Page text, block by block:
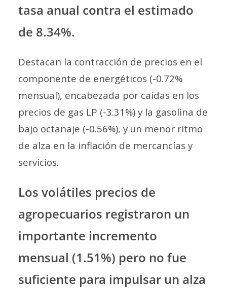
tasa anual contra el estimado
de 8.34%.
Destacan la contracción de precios en el
componente de energéticos (-0.72%
mensual), encabezada por caídas en los
precios de gas LP (-3.31%) y la gasolina de
bajo octanaje (-0.56%), y un menor ritmo
de alza en la inflación de mercancías y
servicios.
Los volátiles precios de
agropecuarios registraron un
importante incremento
mensual (1.51%) pero no fue
suficiente para impulsar un alza